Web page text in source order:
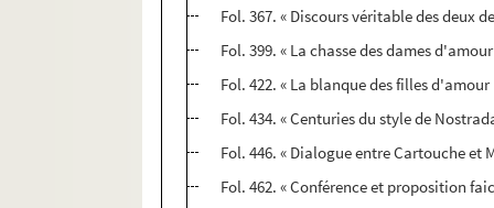
Fol. 367. « Discours véritable des deux
Fol. 399. « La chasse des dames
Fol. 422. « La blanque des filles
Fol. 434. « Centuries du style de
Fol. 446. « Dialogue entre Cartouche et
Fol. 462. « Conférence et proposition